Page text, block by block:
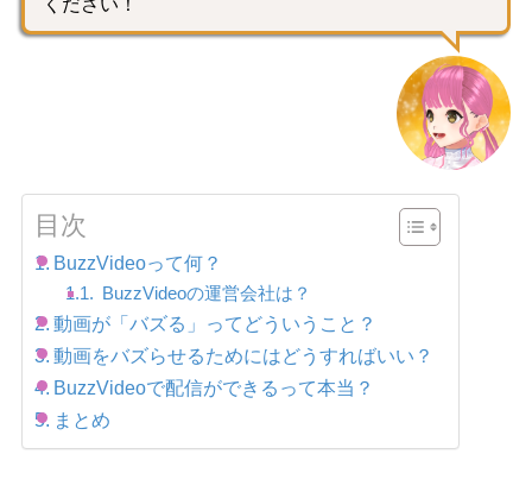
目次
BuzzVideoって何？
BuzzVideoの運営会社は？
動画が「バズる」ってどういうこと？
動画をバズらせるためにはどうすればいい？
BuzzVideoで配信ができるって本当？
まとめ